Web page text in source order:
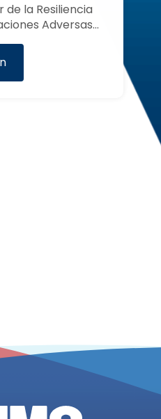
de la Resiliencia
Adversas…